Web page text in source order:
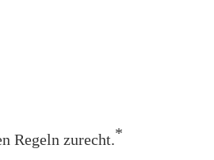
Regeln zurecht.*